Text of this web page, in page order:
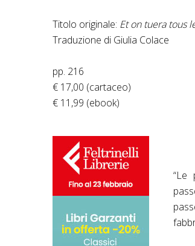
Titolo originale: Et on tuera tous
Traduzione di Giulia Colace
pp. 216
€ 17,00 (cartaceo)
€ 11,99 (ebook)
“Le